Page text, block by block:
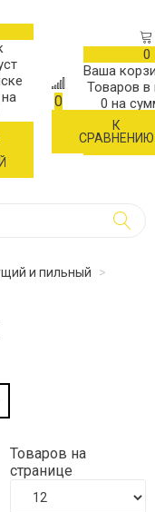
на
0
К
СРАВНЕНИЮ
0
Ваша
Товаров в
0 на
и пильный
>
Товаров на
странице